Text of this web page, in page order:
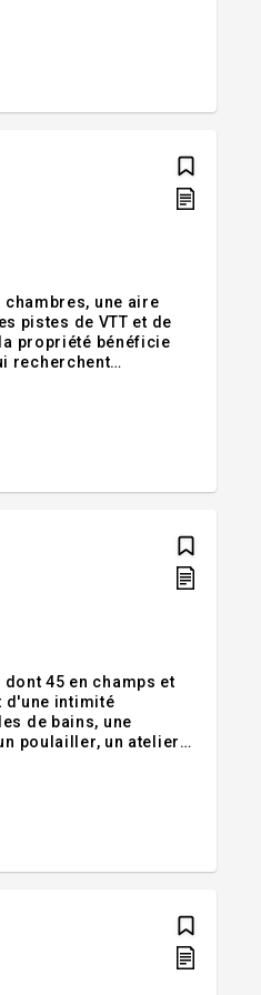
une aire
pistes de VTT et de
recherchent
45 en champs et
d'une intimité
de bains, une
poulailler, un atelier